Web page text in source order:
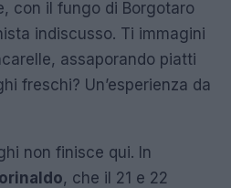
con il fungo di Borgotaro
indiscusso. Ti immagini
assaporando piatti
freschi? Un’esperienza da
non finisce qui. In
, che il 21 e 22